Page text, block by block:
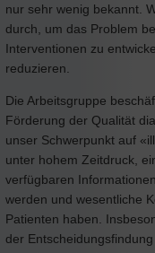
nur sehr wenig bekannt.
durch, um das Problem
Interventionen zu
reduzieren.
Die Arbeitsgruppe
Förderung der Qualität
unser Schwerpunkt auf
unter hohem Zeitdruck,
verfügbaren
werden und wesentliche
Patienten haben.
der